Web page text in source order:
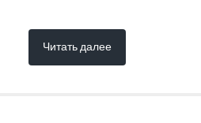
Читать далее